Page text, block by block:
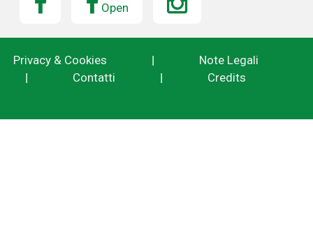
Open
Privacy & Cookies |
Note Legali
|
Contatti | Credits